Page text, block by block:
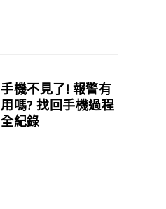
手機不見了! 報警有
用嗎? 找回手機過程
全紀錄